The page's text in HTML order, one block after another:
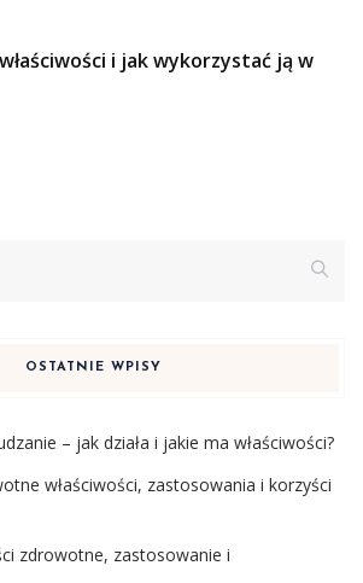
i jak wykorzystać ją w
OSTATNIE WPISY
– jak działa i jakie ma właściwości?
właściwości, zastosowania i korzyści
zdrowotne, zastosowanie i